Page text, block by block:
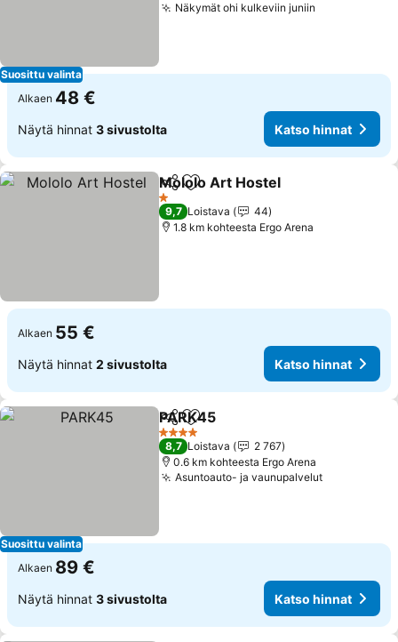
Suosittu valinta
Näkymät ohi kulkeviin juniin
Alkaen 48 €
Näytä hinnat 3 sivustolta Katso hinnat
Jaa Lisää suosikkeihin
Mololo Art Hostel
1 Tähtiluokitus
9,7 Loistava
44
1.8 km kohteesta Ergo Arena
Alkaen 55 €
Näytä hinnat 2 sivustolta Katso hinnat
Suosittu valinta
Jaa Lisää suosikkeihin
PARK45
4 Tähtiluokitus
8,7 Loistava
2 767
0.6 km kohteesta Ergo Arena
Asuntoauto- ja vaunupalvelutKatso
Alkaen 89 €
Näytä hinnat 3 sivustolta Katso hinnat